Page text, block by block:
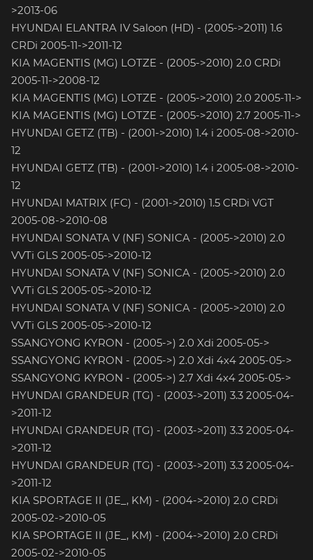
>2013-06
HYUNDAI ELANTRA IV Saloon (HD) - (2005->2011) 1.6
CRDi 2005-11->2011-12
KIA MAGENTIS (MG) LOTZE - (2005->2010) 2.0 CRDi
2005-11->2008-12
KIA MAGENTIS (MG) LOTZE - (2005->2010) 2.0 2005-11->
KIA MAGENTIS (MG) LOTZE - (2005->2010) 2.7 2005-11->
HYUNDAI GETZ (TB) - (2001->2010) 1.4 i 2005-08->2010-
12
HYUNDAI GETZ (TB) - (2001->2010) 1.4 i 2005-08->2010-
12
HYUNDAI MATRIX (FC) - (2001->2010) 1.5 CRDi VGT
2005-08->2010-08
HYUNDAI SONATA V (NF) SONICA - (2005->2010) 2.0
VVTi GLS 2005-05->2010-12
HYUNDAI SONATA V (NF) SONICA - (2005->2010) 2.0
VVTi GLS 2005-05->2010-12
HYUNDAI SONATA V (NF) SONICA - (2005->2010) 2.0
VVTi GLS 2005-05->2010-12
SSANGYONG KYRON - (2005->) 2.0 Xdi 2005-05->
SSANGYONG KYRON - (2005->) 2.0 Xdi 4x4 2005-05->
SSANGYONG KYRON - (2005->) 2.7 Xdi 4x4 2005-05->
HYUNDAI GRANDEUR (TG) - (2003->2011) 3.3 2005-04-
>2011-12
HYUNDAI GRANDEUR (TG) - (2003->2011) 3.3 2005-04-
>2011-12
HYUNDAI GRANDEUR (TG) - (2003->2011) 3.3 2005-04-
>2011-12
KIA SPORTAGE II (JE_, KM) - (2004->2010) 2.0 CRDi
2005-02->2010-05
KIA SPORTAGE II (JE_, KM) - (2004->2010) 2.0 CRDi
2005-02->2010-05